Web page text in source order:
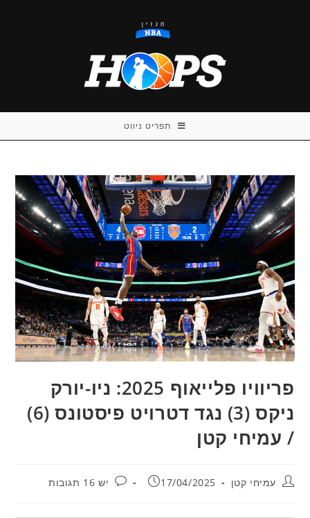
תפריט ניווט
פריוויו פלייאוף 2025: ניו-יורק
ניקס (3) נגד דטרויט פיסטונס (6)
/ עמיחי קטן
מחבר:עמיחי קטן פורסם:
17/04/2025 תגובות:
יש 16 תגובות